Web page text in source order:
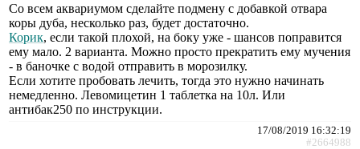
Со всем аквариумом сделайте подмену с добавкой отвара
коры дуба, несколько раз, будет достаточно.
Корик, если такой плохой, на боку уже - шансов поправится
ему мало. 2 варианта. Можно просто прекратить ему мучения
- в баночке с водой отправить в морозилку.
Если хотите пробовать лечить, тогда это нужно начинать
немедленно. Левомицетин 1 таблетка на 10л. Или
антибак250 по инструкции.
17/08/2019 16:32:19
#2664988